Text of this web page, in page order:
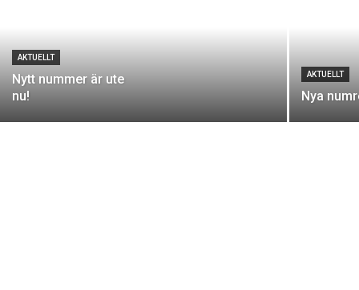
AKTUELLT
Nytt nummer är ute
nu!
AKTUELLT
Nya